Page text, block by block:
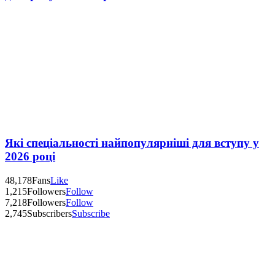
Які спеціальності найпопулярніші для вступу у
2026 році
48,178FansLike
1,215FollowersFollow
7,218FollowersFollow
2,745SubscribersSubscribe